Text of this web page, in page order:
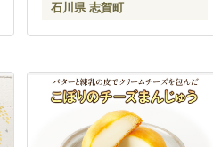
石川県 志賀町